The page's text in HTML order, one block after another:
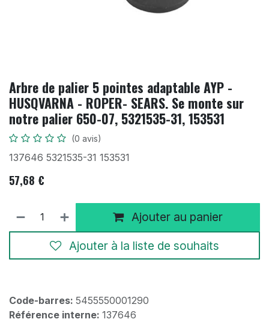
Arbre de palier 5 pointes adaptable AYP -
HUSQVARNA - ROPER- SEARS. Se monte sur
notre palier 650-07, 5321535-31, 153531
(0 avis)
137646 5321535-31 153531
57,68 €
Ajouter au panier
Ajouter à la liste de souhaits
Code-barres: 5455550001290
Référence interne: 137646